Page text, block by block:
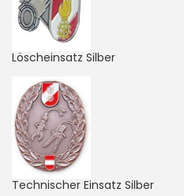
Löscheinsatz Silber
Technischer Einsatz Silber